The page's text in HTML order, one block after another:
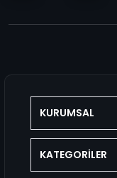
KURUMSAL
KATEGORİLER